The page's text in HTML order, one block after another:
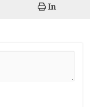
In